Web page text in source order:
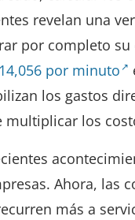
revelan una
por completo
por minuto
los gastos
los
Ahora, las
más a